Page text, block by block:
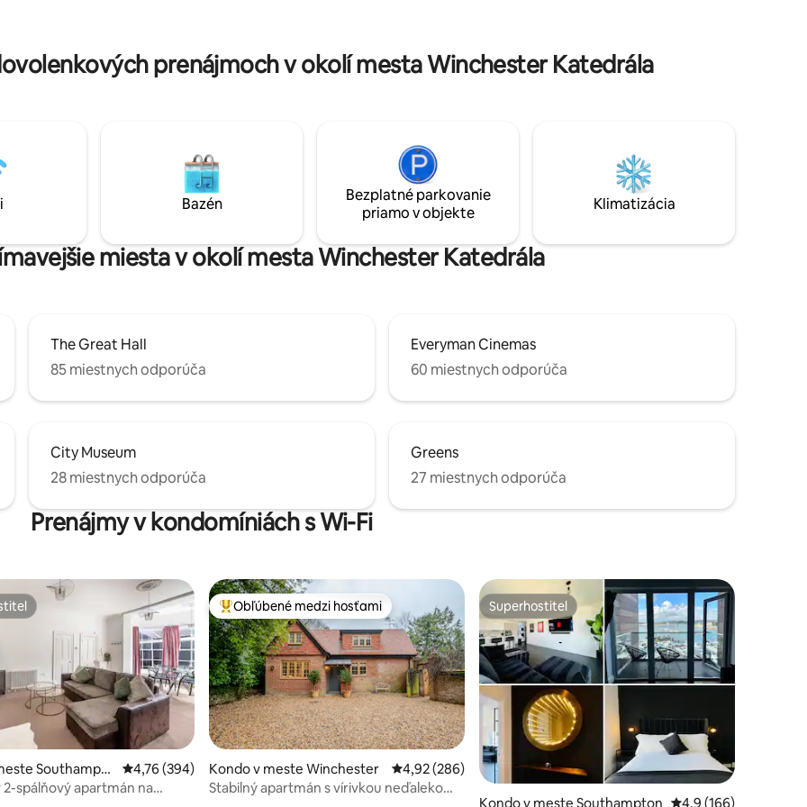
prenájmoch v okolí mesta Winchester Katedrála
Bazén
Bezplatné parkovanie
priamo v objekte
Klimatizácia
miesta v okolí mesta Winchester Katedrála
The Great Hall
85 miestnych odporúča
Everyman Cinemas
60 miestnych odporúča
City Museum
28 miestnych odporúča
Greens
27 miestnych odporúča
Prenájmy v kondomíniách s Wi-Fi
Southampto
Priemerné ohodnotenie 4,76 z 5, počet hodnotení: 394
4,76 (394)
spálňový apartmán na
Najobľúbenejšie medzi hosťami
Obľúbené medzi hosťami
Kondo v meste Winchester Priemerné ohodnotenie 4,92 z 5, počet hodnotení: 286
4,92 (286)
Stabilný apartmán s vírivkou neďaleko
Superhostiteľ
Superhostiteľ
Kondo v meste Southampton Priemerné
4,9 (166)